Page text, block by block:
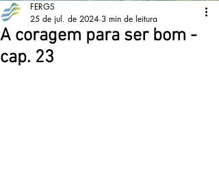
A coragem para ser bom -
cap. 23
FERGS
25 de jul. de 2024 3 min de leitura